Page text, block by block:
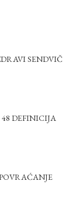
SENDVIČ
DEFINICIJA